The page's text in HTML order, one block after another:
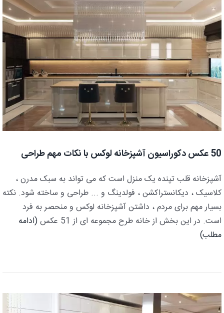
50 عکس دکوراسیون آشپزخانه لوکس با نکات مهم طراحی
آشپزخانه قلب تپنده یک منزل است که می تواند به سبک مدرن ،
کلاسیک ، دیکانستراکشن ، فولدینگ و ... طراحی و ساخته شود. نکته
بسیار مهم برای مردم ، داشتن آشپزخانه لوکس و منحصر به فرد
است. در این بخش از خانه طرح مجموعه ای از 51 عکس
(ادامه
مطلب)